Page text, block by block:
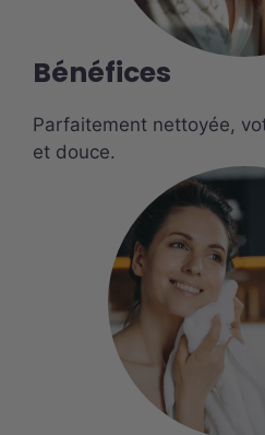
Bénéfices
Parfaitement nettoyée,
et douce.